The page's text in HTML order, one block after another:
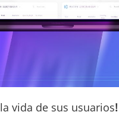
la vida de sus usuarios!